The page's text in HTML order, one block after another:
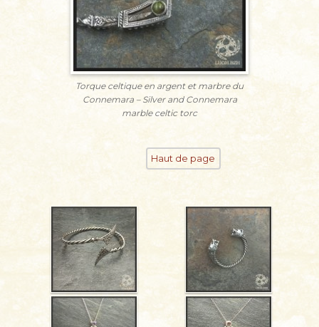
Torque celtique en argent et marbre du
Connemara – Silver and Connemara
marble celtic torc
Haut de page